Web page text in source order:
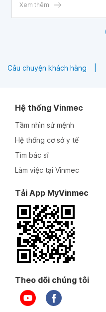
Xem thêm
Câu chuyện khách hàng
Hệ thống Vinmec
Tầm nhìn sứ mệnh
Hệ thống cơ sở y tế
Tìm bác sĩ
Làm việc tại Vinmec
Tải App MyVinmec
Theo dõi chúng tôi